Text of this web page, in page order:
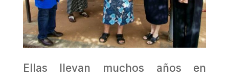
Ellas llevan muchos años en